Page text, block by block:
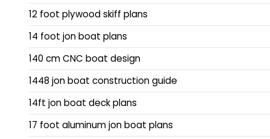
12 foot plywood skiff plans
14 foot jon boat plans
140 cm CNC boat design
1448 jon boat construction guide
14ft jon boat deck plans
17 foot aluminum jon boat plans